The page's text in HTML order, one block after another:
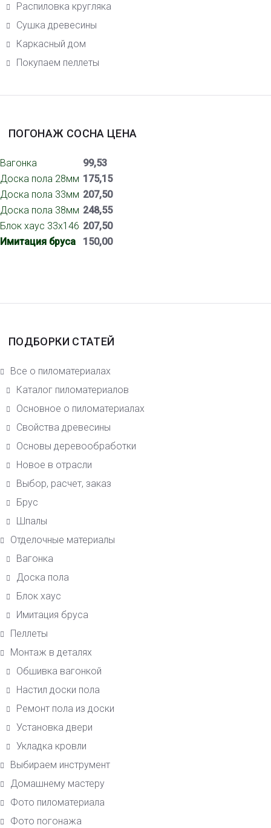
Распиловка кругляка
Сушка древесины
Каркасный дом
Покупаем пеллеты
ПОГОНАЖ СОСНА ЦЕНА
Вагонка
99,53
Доска пола 28мм 175,15
Доска пола 33мм 207,50
Доска пола 38мм 248,55
Блок хаус 33х146 207,50
Имитация бруса
150,00
ПОДБОРКИ СТАТЕЙ
Все о пиломатериалах
Каталог пиломатериалов
Основное о пиломатериалах
Свойства древесины
Основы деревообработки
Новое в отрасли
Выбор, расчет, заказ
Брус
Шпалы
Отделочные материалы
Вагонка
Доска пола
Блок хаус
Имитация бруса
Пеллеты
Монтаж в деталях
Обшивка вагонкой
Настил доски пола
Ремонт пола из доски
Установка двери
Укладка кровли
Выбираем инструмент
Домашнему мастеру
Фото пиломатериала
Фото погонажа